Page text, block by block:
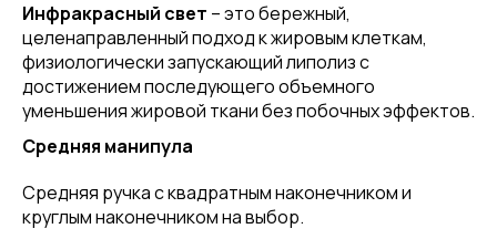
Инфракрасный свет – это бережный,
целенаправленный подход к жировым клеткам,
физиологически запускающий липолиз с
достижением последующего объемного
уменьшения жировой ткани без побочных эффектов.
Средняя манипула
Средняя ручка с квадратным наконечником и
круглым наконечником на выбор.